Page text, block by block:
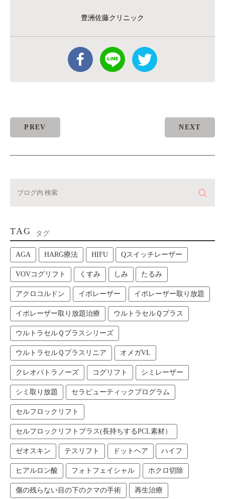
豊洲佐藤クリニック
PREV NEXT
TAG タグ
AGA HARG療法 HIFU Qスイッチレーザー
VOVコグリフト くすみ しみ たるみ
アクロコルドン イボレーザー イボレーザー取り放題
イボレーザー取り放題治療 ウルトラセルＱプラス
ウルトラセルＱプラスシリーズ
ウルトラセルＱプラスリニア オメガVL
クレオパトラノーズ コグリフト シミレーザー
シミ取り放題 セラピューティックプログラム
セルフロックリフト
セルフロックリフトプラス(長持ちするPCL素材）
ゼオスキン テスリフト ドットヘア ハイフ
ヒアルロン酸 フォトフェイシャル ホクロ切除
傷の残らない目の下のクマの手術 再生治療